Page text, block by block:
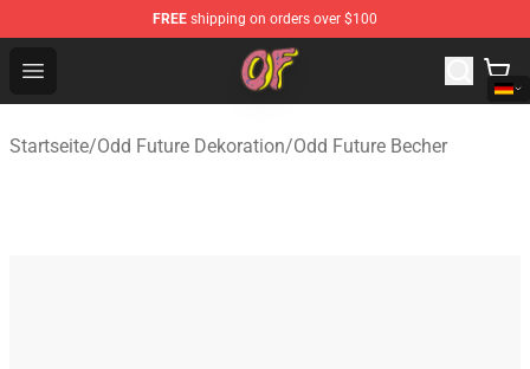
FREE shipping on orders over $100
Open menu
Odd Future Shop - Official Odd Future Merchandise Store
Startseite/Odd Future Dekoration/Odd Future Becher